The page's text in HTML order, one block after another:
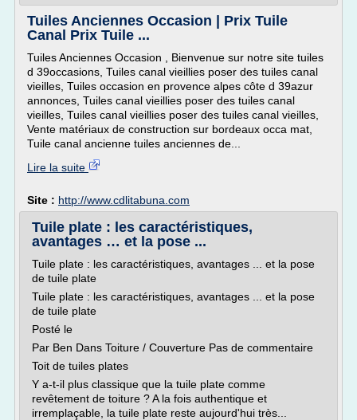
Tuiles Anciennes Occasion | Prix Tuile
Canal Prix Tuile ...
Tuiles Anciennes Occasion , Bienvenue sur notre site tuiles
d 39occasions, Tuiles canal vieillies poser des tuiles canal
vieilles, Tuiles occasion en provence alpes côte d 39azur
annonces, Tuiles canal vieillies poser des tuiles canal
vieilles, Tuiles canal vieillies poser des tuiles canal vieilles,
Vente matériaux de construction sur bordeaux occa mat,
Tuile canal ancienne tuiles anciennes de...
Lire la suite
Site : http://www.cdlitabuna.com
Tuile plate : les caractéristiques,
avantages … et la pose ...
Tuile plate : les caractéristiques, avantages ... et la pose
de tuile plate
Tuile plate : les caractéristiques, avantages ... et la pose
de tuile plate
Posté le
Par Ben Dans Toiture / Couverture Pas de commentaire
Toit de tuiles plates
Y a-t-il plus classique que la tuile plate comme
revêtement de toiture ? A la fois authentique et
irremplaçable, la tuile plate reste aujourd'hui très...